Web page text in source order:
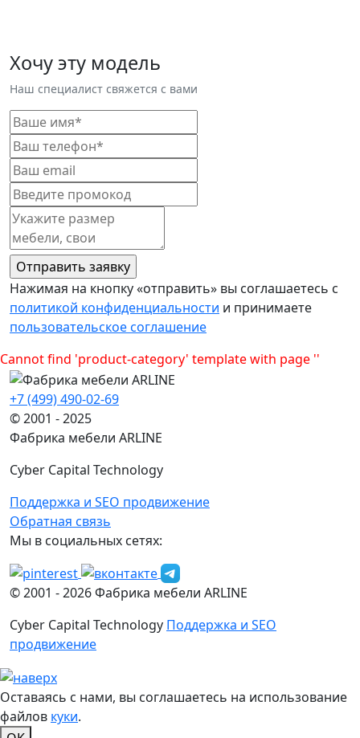
Хочу эту модель
Наш специалист свяжется с вами
Нажимая на кнопку «отправить» вы соглашаетесь с
политикой конфиденциальности и принимаете
пользовательское соглашение
Cannot find 'product-category' template with page ''
+7 (499) 490-02-69
© 2001 - 2025
Фабрика мебели ARLINE
Cyber Capital Technology
Поддержка и SEO продвижение
Обратная связь
Мы в социальных сетях:
© 2001 -2026Фабрика мебели ARLINE
Cyber Capital Technology Поддержка и SEO
продвижение
Оставаясь с нами, вы соглашаетесь на использование
файлов куки.